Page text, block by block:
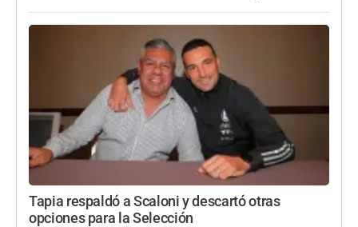
Tapia respaldó a Scaloni y descartó otras
opciones para la Selección